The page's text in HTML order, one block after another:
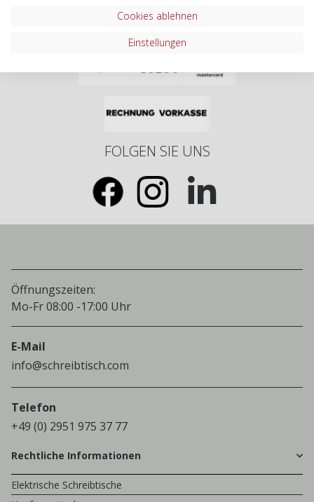
FOLGEN SIE UNS
Öffnungszeiten:
Mo-Fr 08:00 -17:00 Uhr
E-Mail
info@schreibtisch.com
Telefon
+49 (0) 2951 975 37 77
Rechtliche Informationen
Elektrische Schreibtische
Cookies ablehnen
Einstellungen